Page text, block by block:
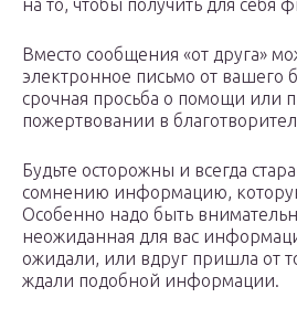
на то, чтобы получить для себя
Вместо сообщения «от друга»
электронное письмо от вашего
срочная просьба о помощи или
пожертвовании в
Будьте осторожны и всегда
сомнению информацию,
Особенно надо быть
неожиданная для вас
ожидали, или вдруг пришла от
ждали подобной информации.